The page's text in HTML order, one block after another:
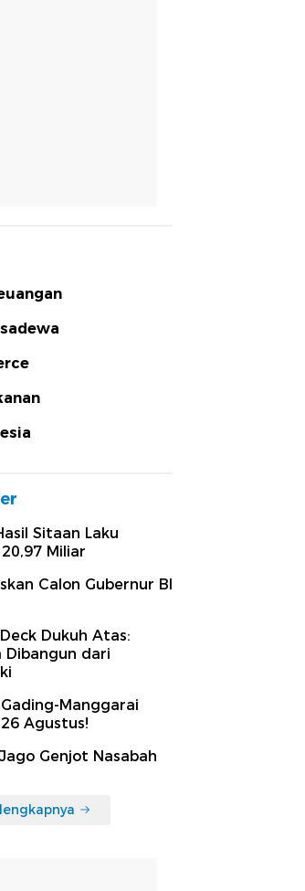
Sitaan Laku
Miliar
Calon Gubernur BI
Dukuh Atas:
Dibangun dari
Manggarai
Agustus!
Genjot Nasabah